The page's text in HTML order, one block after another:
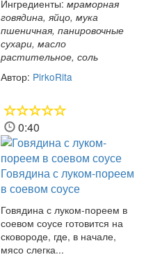
Ингредиенты: мраморная
говядина, яйцо, мука
пшеничная, панировочные
сухари, масло
растительное, соль
Автор: PirkoRita
0:40
Говядина с луком-пореем
в соевом соусе
Говядина с луком-пореем в
соевом соусе готовится на
сковороде, где, в начале,
мясо слегка...